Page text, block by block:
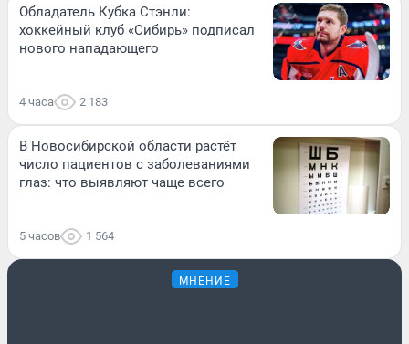
Обладатель Кубка Стэнли:
хоккейный клуб «Сибирь» подписал
нового нападающего
4 часа 2 183
В Новосибирской области растёт
число пациентов с заболеваниями
глаз: что выявляют чаще всего
5 часов 1 564
МНЕНИЕ